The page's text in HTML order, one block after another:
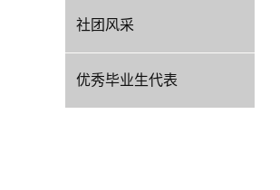
社团风采
优秀毕业生代表